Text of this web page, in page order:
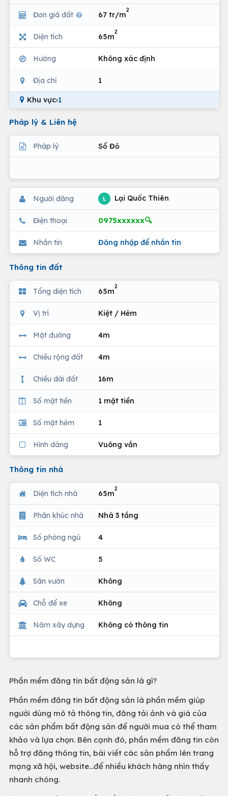
Đơn giá đất 67 tr/m
2
Diện tích 65m
2
Hướng Không xác định
Địa chỉ 1
Khu vực›1
Pháp lý & Liên hệ
Pháp lý Sổ Đỏ
Người đăng L Lại Quốc Thiên
Điện thoại 0975xxxxxx🔍
Nhắn tin Đăng nhập để nhắn tin
Thông tin đất
Tổng diện tích 65m
2
Vị trí Kiệt / Hẻm
Mặt đường 4m
Chiều rộng đất 4m
Chiều dài đất 16m
Số mặt tiền 1 mặt tiền
Số mặt hẻm 1
Hình dáng Vuông vắn
Thông tin nhà
Diện tích nhà 65m
2
Phân khúc nhà Nhà 3 tầng
Số phòng ngủ 4
Số WC 5
Sân vườn Không
Chỗ để xe Không
Năm xây dựng Không có thông tin
Phần mềm đăng tin bất động sản là gì?
Phần mềm đăng tin bất động sản là phần mềm giúp
người dùng mô tả thông tin, đăng tải ảnh và giá của
các sản phẩm bất động sản để người mua có thể tham
khảo và lựa chọn. Bên cạnh đó, phần mềm đăng tin còn
hỗ trợ đăng thông tin, bài viết các sản phẩm lên trang
mạng xã hội, website…để nhiều khách hàng nhìn thấy
nhanh chóng.